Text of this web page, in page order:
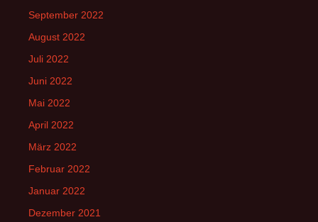
September 2022
August 2022
Juli 2022
Juni 2022
Mai 2022
April 2022
März 2022
Februar 2022
Januar 2022
Dezember 2021